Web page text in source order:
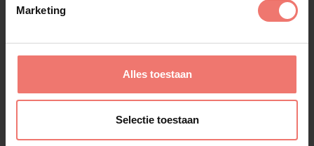
Marketing
Alles toestaan
Selectie toestaan